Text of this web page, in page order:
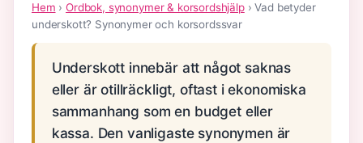
Hem ›Ordbok, synonymer & korsordshjälp› Vad betyder
underskott? Synonymer och korsordssvar
Underskott innebär att något saknas
eller är otillräckligt, oftast i ekonomiska
sammanhang som en budget eller
kassa. Den vanligaste synonymen är